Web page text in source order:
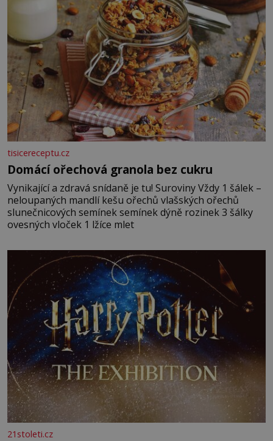
tisicereceptu.cz
Domácí ořechová granola bez cukru
Vynikající a zdravá snídaně je tu! Suroviny Vždy 1 šálek –
neloupaných mandlí kešu ořechů vlašských ořechů
slunečnicových semínek semínek dýně rozinek 3 šálky
ovesných vloček 1 lžíce mlet
21stoleti.cz